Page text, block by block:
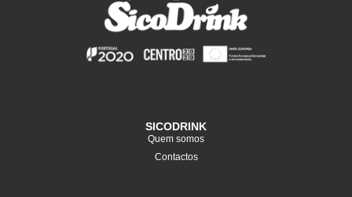
SICODRINK
Quem somos
Contactos